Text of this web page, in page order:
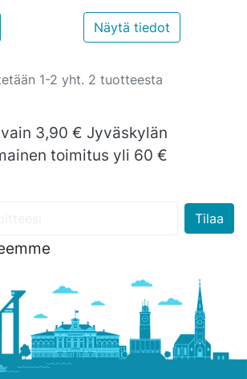
Näytä tiedot
1-2 yht. 2 tuotteesta
3,90 € Jyväskylän
toimitus yli 60 €